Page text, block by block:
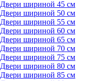
Двери шириной 45 см
Двери шириной 50 см
Двери шириной 55 см
Двери шириной 60 см
Двери шириной 65 см
Двери шириной 70 см
Двери шириной 75 см
Двери шириной 80 см
Двери шириной 85 см